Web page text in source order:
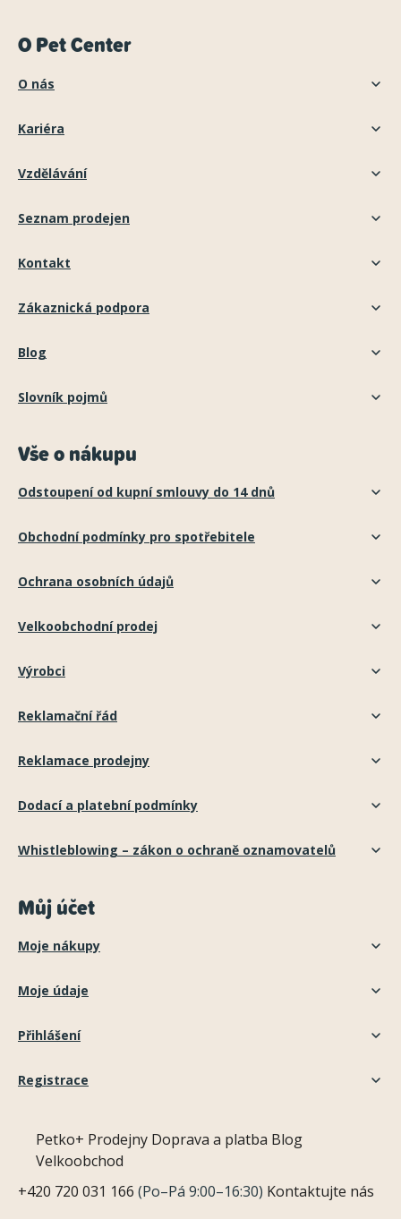
O Pet Center
O nás
Kariéra
Vzdělávání
Seznam prodejen
Kontakt
Zákaznická podpora
Blog
Slovník pojmů
Vše o nákupu
Odstoupení od kupní smlouvy do 14 dnů
Obchodní podmínky pro spotřebitele
Ochrana osobních údajů
Velkoobchodní prodej
Výrobci
Reklamační řád
Reklamace prodejny
Dodací a platební podmínky
Whistleblowing – zákon o ochraně oznamovatelů
Můj účet
Moje nákupy
Moje údaje
Přihlášení
Registrace
Petko+ Prodejny Doprava a platba Blog
Velkoobchod
+420 720 031 166 (Po–Pá 9:00–16:30) Kontaktujte nás